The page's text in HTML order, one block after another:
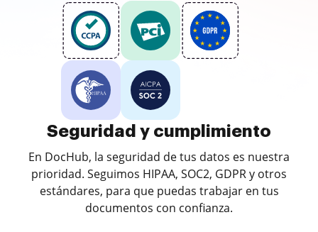
Seguridad y cumplimiento
En DocHub, la seguridad de tus datos es nuestra
prioridad. Seguimos HIPAA, SOC2, GDPR y otros
estándares, para que puedas trabajar en tus
documentos con confianza.